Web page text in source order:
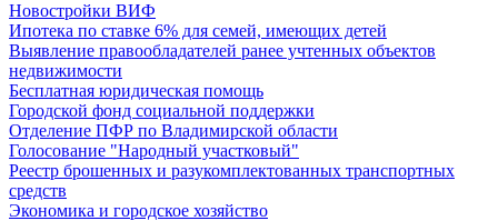
Новостройки ВИФ
Ипотека по ставке 6% для семей, имеющих детей
Выявление правообладателей ранее учтенных объектов
недвижимости
Бесплатная юридическая помощь
Городской фонд социальной поддержки
Отделение ПФР по Владимирской области
Голосование "Народный участковый"
Реестр брошенных и разукомплектованных транспортных
средств
Экономика и городское хозяйство